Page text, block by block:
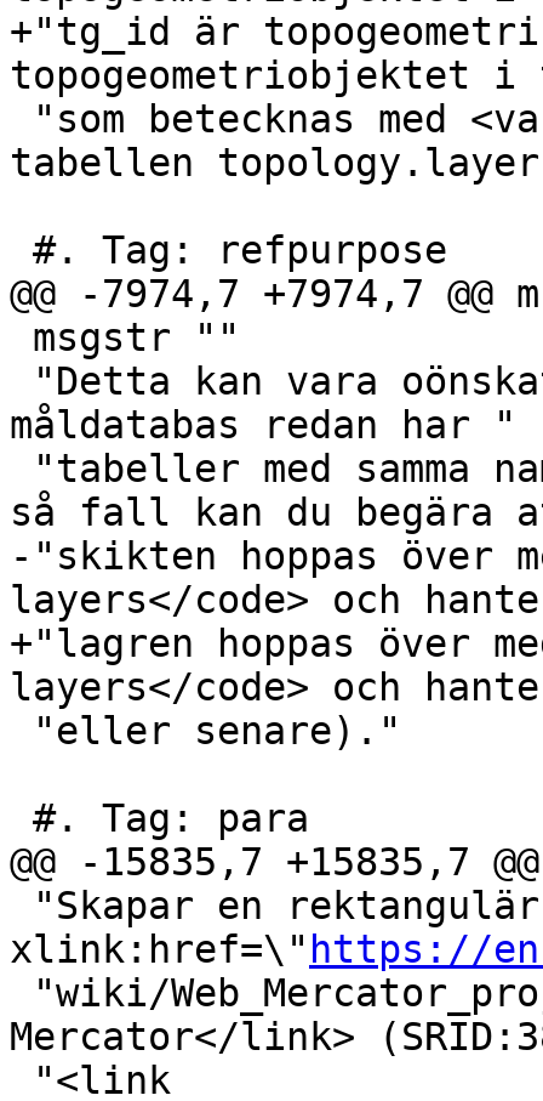
+"tg_id är
topogeometriobjektet
tabellen
@@ -7974,7 +7974,7 @@
måldatabas redan har "
så fall kan du begära
-"skikten hoppas över
layers</code> och
+"lagren hoppas över
layers</code> och
@@ -15835,7 +15835,7
xlink:href=\" https://
Mercator</link>